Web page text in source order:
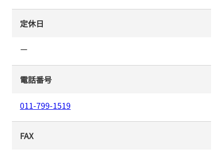
定休日
ー
電話番号
011-799-1519
FAX